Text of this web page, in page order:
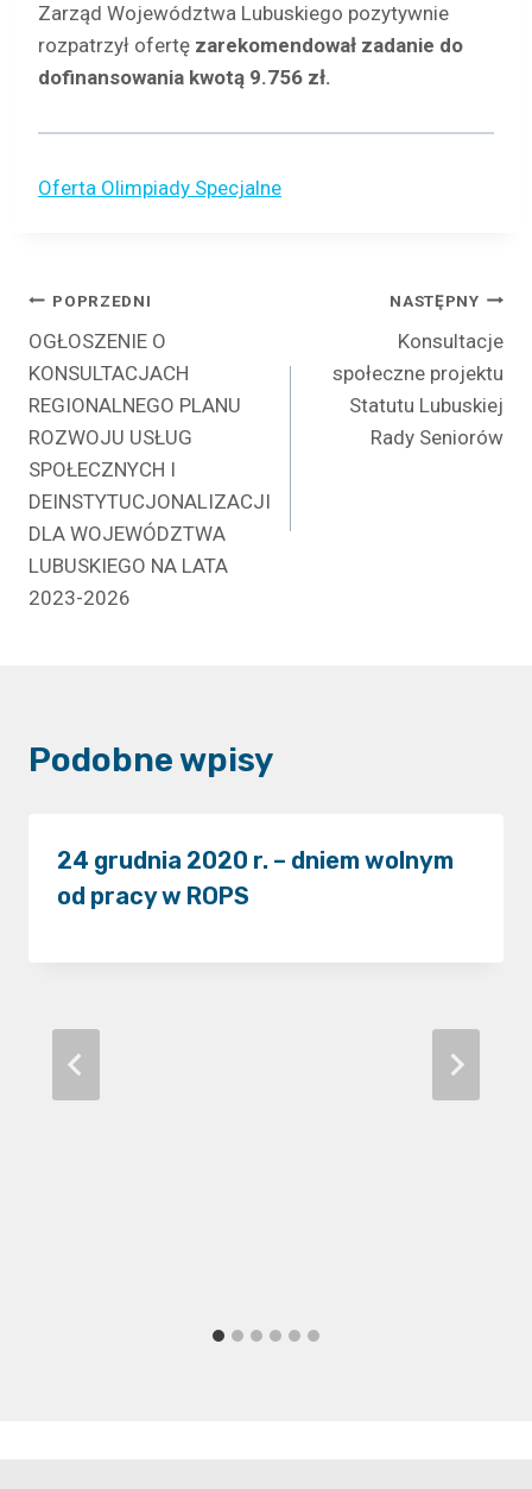
Zarząd Województwa Lubuskiego pozytywnie
rozpatrzył ofertę zarekomendował zadanie do
dofinansowania kwotą 9.756 zł.
Oferta Olimpiady Specjalne
Nawigacja
wpisu
POPRZEDNI
OGŁOSZENIE O
KONSULTACJACH
REGIONALNEGO PLANU
ROZWOJU USŁUG
SPOŁECZNYCH I
DEINSTYTUCJONALIZACJI
DLA WOJEWÓDZTWA
LUBUSKIEGO NA LATA
2023-2026
NASTĘPNY
Konsultacje
społeczne projektu
Statutu Lubuskiej
Rady Seniorów
Podobne wpisy
24 grudnia 2020 r. – dniem wolnym
od pracy w ROPS